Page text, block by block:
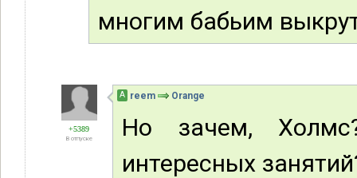
многим бабьим
+5389
В отпуске
А reem Orange
Но зачем,
интересных